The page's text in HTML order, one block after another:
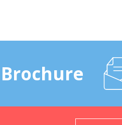
chaque séjour chez nous.
nos normes élevées.
Brochure